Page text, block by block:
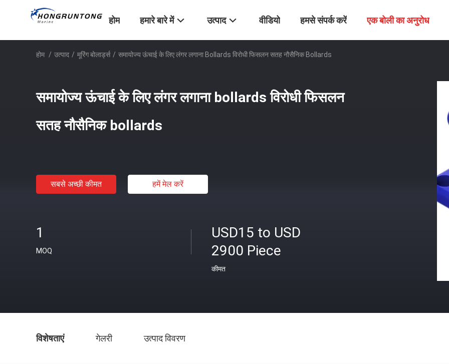
होम हमारे बारे में उत्पाद वीडियो हमसे संपर्क करें एक बोली का अनुरोध
होम / उत्पाद / मूरिंग बोलार्ड्स / समायोज्य ऊंचाई के लिए लंगर लगाना Bollards विरोधी फिसलन सतह नौसैनिक Bollards
समायोज्य ऊंचाई के लिए लंगर लगाना bollards विरोधी फिसलन
सतह नौसैनिक bollards
सबसे अच्छी कीमत हमें मेल करें
1
MOQ
USD15 to USD
2900 Piece
कीमत
विशेषताएं गेलरी उत्पाद विवरण